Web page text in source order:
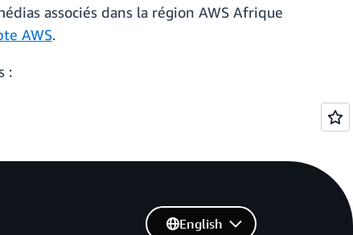
associés dans la région AWS Afrique
AWS.
:
English